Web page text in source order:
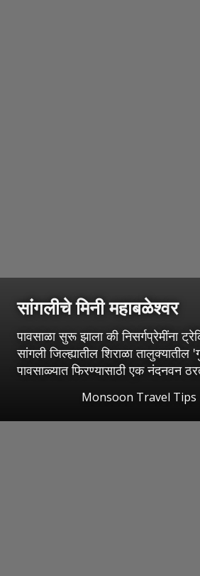
सांगलीचे मिनी महाबळेश्वर
पावसाळा सुरू झाला की निसर्गप्रेमींना
सांगली जिल्ह्यातील शिराळा तालुक्यातील
पावसाळ्यात फिरण्यासाठी एक नंदनवन
Monsoon Travel